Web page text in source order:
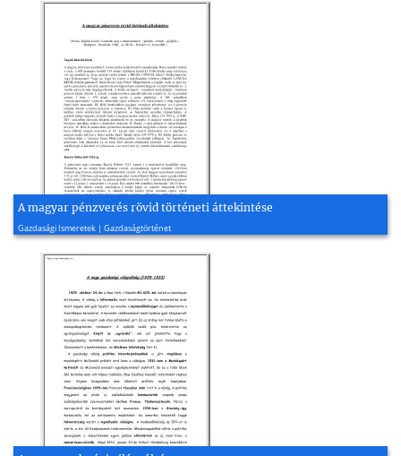
A magyar pénzverés rövid történeti áttekintése
Gazdasági Ismeretek | Gazdaságtörténet
2008, 4 oldal